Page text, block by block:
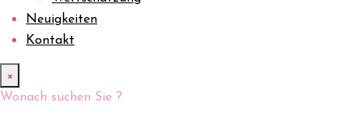
Neuigkeiten
Kontakt
×
Wonach suchen Sie ?